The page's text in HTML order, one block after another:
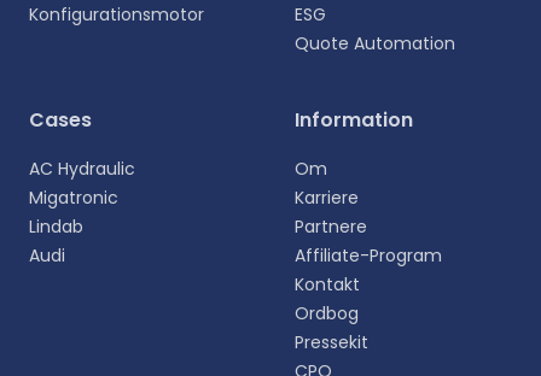
Konfigurationsmotor
ESG
Quote Automation
Cases
AC Hydraulic
Migatronic
Lindab
Audi
Information
Om
Karriere
Partnere
Affiliate-Program
Kontakt
Ordbog
Pressekit